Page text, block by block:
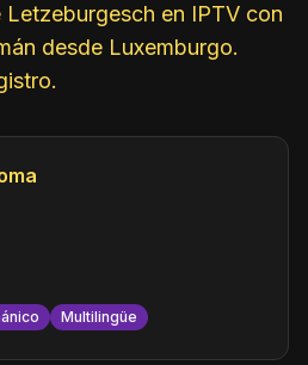
Letzeburgesch en IPTV con
desde Luxemburgo.
Multilingüe